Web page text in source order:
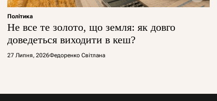
Політика
Не все те золото, що земля: як довго
доведеться виходити в кеш?
27 Липня, 2026Федоренко Світлана